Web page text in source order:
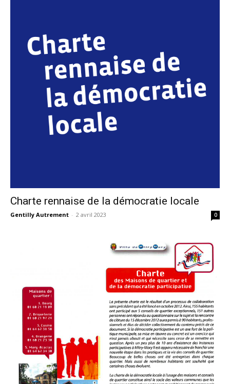
Charte rennaise de la démocratie locale
Gentilly Autrement - 2 avril 2023 0